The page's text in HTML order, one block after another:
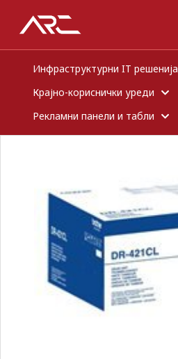
Инфраструктурни IT решенија
Крајно-кориснички уреди
Рекламни панели и табли